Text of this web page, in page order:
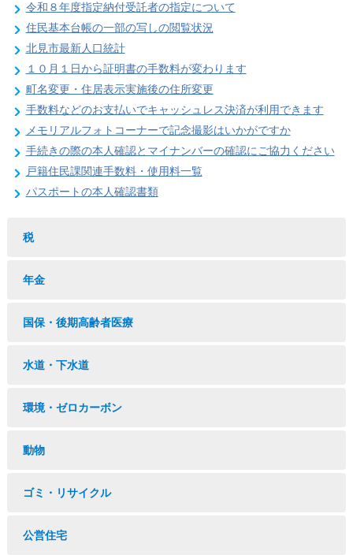
令和８年度指定納付受託者の指定について
住民基本台帳の一部の写しの閲覧状況
北見市最新人口統計
１０月１日から証明書の手数料が変わります
町名変更・住居表示実施後の住所変更
手数料などのお支払いでキャッシュレス決済が利用できます
メモリアルフォトコーナーで記念撮影はいかがですか
手続きの際の本人確認とマイナンバーの確認にご協力ください
戸籍住民課関連手数料・使用料一覧
パスポートの本人確認書類
税
年金
国保・後期高齢者医療
水道・下水道
環境・ゼロカーボン
動物
ゴミ・リサイクル
公営住宅